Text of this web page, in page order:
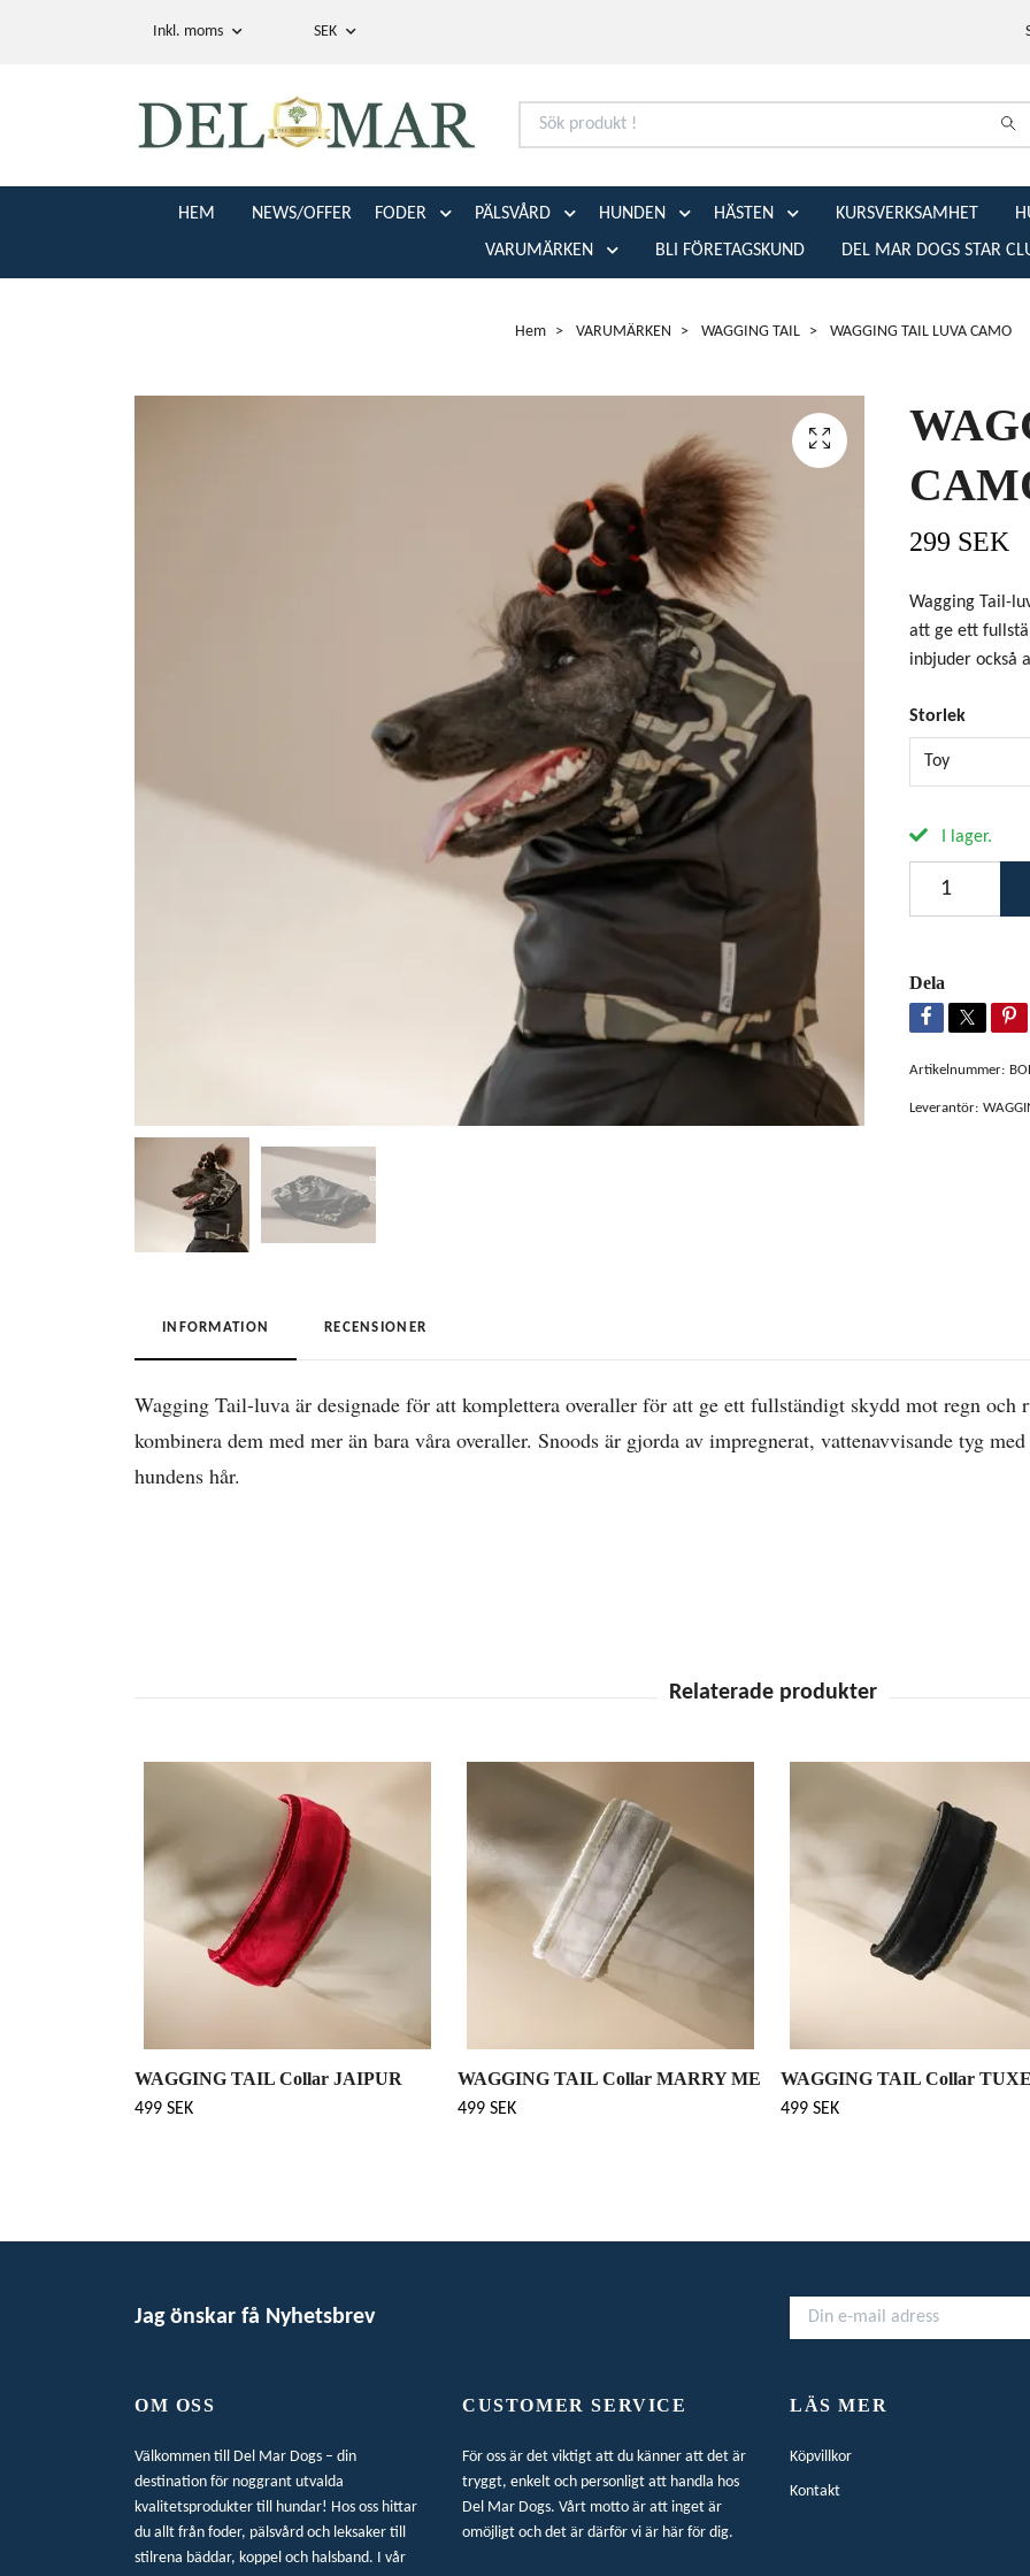
Inkl. moms SEK
HEM NEWS/OFFER FODER PÄLSVÅRD HUNDEN HÄSTEN KURSVERKSAMHET
VARUMÄRKEN
BLI FÖRETAGSKUND DEL MAR DOGS STAR
Hem VARUMÄRKEN WAGGING TAIL WAGGING TAIL LUVA CAMO
299 SEK
Wagging Tail-
att ge ett
inbjuder också
Storlek
Toy
I lager.
Dela
Artikelnummer:
Leverantör:
INFORMATION RECENSIONER
Wagging Tail-luva är designade för att komplettera overaller för att ge ett fullständigt skydd mot regn och
kombinera dem med mer än bara våra overaller. Snoods är gjorda av impregnerat, vattenavvisande tyg
hundens hår.
WAGGING TAIL Collar JAIPUR
499 SEK
WAGGING TAIL Collar MARRY ME
499 SEK
WAGGING TAIL Collar
499 SEK
Jag önskar få Nyhetsbrev
OM OSS
Välkommen till Del Mar Dogs – din
destination för noggrant utvalda
kvalitetsprodukter till hundar! Hos oss hittar
du allt från foder, pälsvård och leksaker till
stilrena bäddar, koppel och halsband. I vår
CUSTOMER SERVICE
För oss är det viktigt att du känner att det är
tryggt, enkelt och personligt att handla hos
Del Mar Dogs. Vårt motto är att inget är
omöjligt och det är därför vi är här för dig.
LÄS MER
Köpvillkor
Kontakt